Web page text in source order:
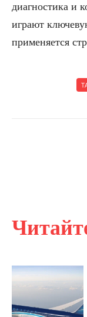
диагностика и
играют
применяется